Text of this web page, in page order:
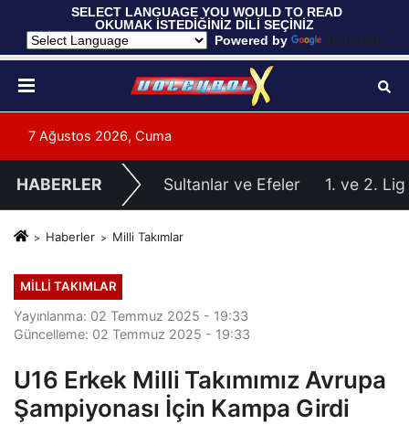
SELECT LANGUAGE YOU WOULD TO READ
OKUMAK İSTEDİĞİNİZ DİLİ SEÇİNİZ
Powered by
Translate
7 Ağustos 2026, Cuma
HABERLER Sultanlar ve Efeler 1. ve 2. Lig
Haberler Milli Takımlar
MILLI TAKIMLAR
Yayınlanma: 02 Temmuz 2025 - 19:33
Güncelleme: 02 Temmuz 2025 - 19:33
U16 Erkek Milli Takımımız Avrupa
Şampiyonası İçin Kampa Girdi